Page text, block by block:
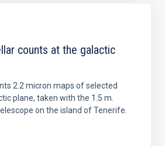
counts at the galactic
2.2 micron maps of selected
plane, taken with the 1.5 m.
on the island of Tenerife.